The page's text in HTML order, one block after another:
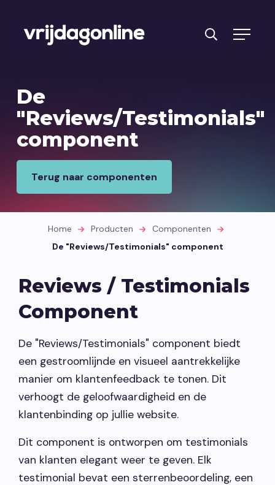
Diensten
PRFT® werkwijze
Over ons
Reviews
Vacatures
De
"Reviews/Testimonials"
component
Terug naar componenten
Home Producten
Componenten
De "Reviews/Testimonials" component
Reviews / Testimonials
Component
De "Reviews/Testimonials" component biedt
een gestroomlijnde en visueel aantrekkelijke
manier om klantenfeedback te tonen. Dit
verhoogt de geloofwaardigheid en de
klantenbinding op jullie website.
Dit component is ontworpen om testimonials
van klanten elegant weer te geven. Elk
testimonial bevat een sterrenbeoordeling, een